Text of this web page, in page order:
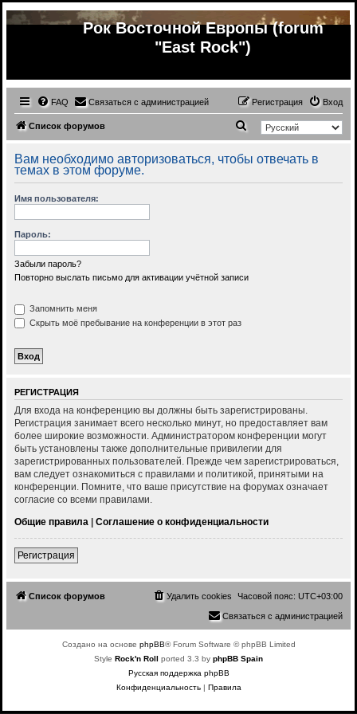
Рок Восточной Европы (forum
"East Rock")
FAQ Связаться с администрацией Вход
Регистрация
Список форумов
и
с
Вам необходимо авторизоваться, чтобы отвечать в
темах в этом форуме.
Имя пользователя:
Пароль:
Забыли пароль?
Повторно выслать письмо для активации учётной записи
Запомнить меня
Скрыть моё пребывание на конференции в этот раз
РЕГИСТРАЦИЯ
Для входа на конференцию вы должны быть зарегистрированы.
Регистрация занимает всего несколько минут, но предоставляет вам
более широкие возможности. Администратором конференции могут
быть установлены также дополнительные привилегии для
зарегистрированных пользователей. Прежде чем зарегистрироваться,
вам следует ознакомиться с правилами и политикой, принятыми на
конференции. Помните, что ваше присутствие на форумах означает
согласие со всеми правилами.
Общие правила | Соглашение о конфиденциальности
Регистрация
Список форумов Часовой пояс: UTC+03:00
Удалить cookies
Связаться с администрацией
Создано на основе phpBB® Forum Software © phpBB Limited
Style Rock'n Roll ported 3.3 by phpBB Spain
Русская поддержка phpBB
Конфиденциальность| Правила